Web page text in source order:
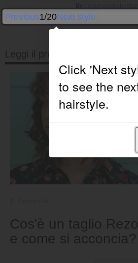
Previous1/20Next style
Leggi il prossimo
Cos'è un taglio Rezo
e come si acconcia?